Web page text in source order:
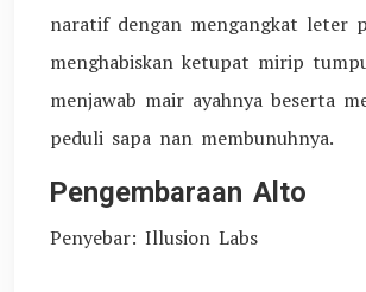
naratif dengan mengangkat leter
menghabiskan ketupat mirip
menjawab mair ayahnya beserta
peduli sapa nan membunuhnya.
Pengembaraan Alto
Penyebar: Illusion Labs